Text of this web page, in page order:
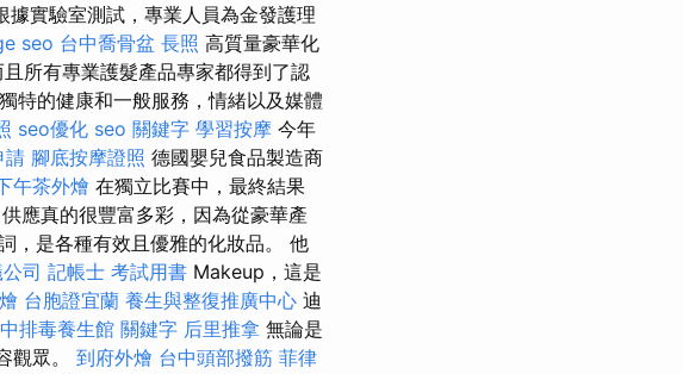
據實驗室測試，專業人員為金發護理
seo 台中喬骨盆 長照 高質量豪華化
所有專業護髮產品專家都得到了認
特的健康和一般服務，情緒以及媒體
seo優化 seo 關鍵字 學習按摩 今年
請 腳底按摩證照 德國嬰兒食品製造商
午茶外燴 在獨立比賽中，最終結果
供應真的很豐富多彩，因為從豪華產
，是各種有效且優雅的化妝品。 他
司 記帳士 考試用書 Makeup，這是
台胞證宜蘭 養生與整復推廣中心 迪
排毒養生館 關鍵字 后里推拿 無論是
觀眾。 到府外燴 台中頭部撥筋 菲律